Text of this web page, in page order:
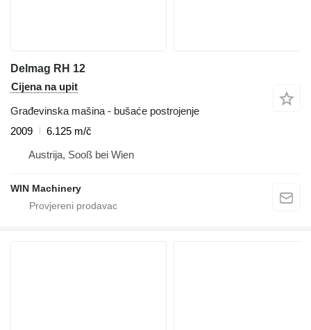
Delmag RH 12
Cijena na upit
Građevinska mašina - bušaće postrojenje
2009
6.125 m/č
Austrija, Sooß bei Wien
WIN Machinery